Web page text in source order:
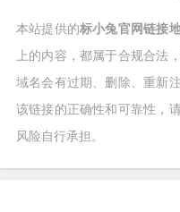
本站提供的标小兔官网链接
上的内容，都属于合规合法
域名会有过期、删除、重新
该链接的正确性和可靠性，
风险自行承担。